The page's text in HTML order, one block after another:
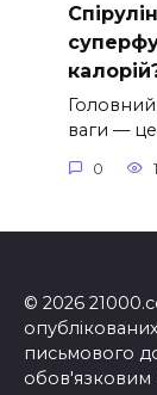
ваги —
0
© 2026
письмового
обов'язковим